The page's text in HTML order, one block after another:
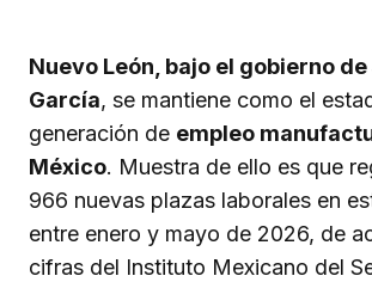
Nuevo León, bajo el gobierno de
García, se mantiene como el
generación de empleo
México. Muestra de ello es que
966 nuevas plazas laborales en
entre enero y mayo de 2026, de
cifras del Instituto Mexicano del